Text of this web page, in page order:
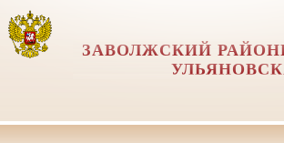
ЗАВОЛЖСКИЙ